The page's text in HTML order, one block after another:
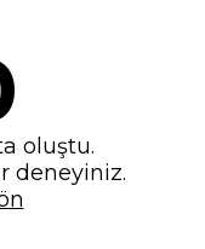
oluştu.
deneyiniz.